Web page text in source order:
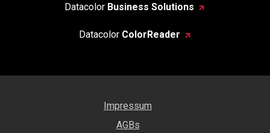
Datacolor Business Solutions
Datacolor ColorReader
Impressum
AGBs